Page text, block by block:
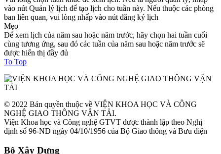
vào nút Quản lý lịch để tạo lịch cho tuần này. Nếu thuộc các phòng
ban liên quan, vui lòng nhấp vào nút đăng ký lịch
Mẹo
Để xem lịch của năm sau hoặc năm trước, hãy chọn hai tuần cuối
cùng tương ứng, sau đó các tuần của năm sau hoặc năm trước sẽ
được hiển thị đầy đủ
To Top
© 2022 Bản quyền thuộc về VIỆN KHOA HỌC VÀ CÔNG
NGHỆ GIAO THÔNG VẬN TẢI.
Viện Khoa học và Công nghệ GTVT được thành lập theo Nghị
định số 96-NĐ ngày 04/10/1956 của Bộ Giao thông và Bưu điện
Bộ Xây Dựng